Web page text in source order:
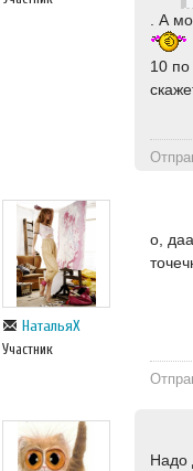
. А
10
НатальяХ
Участник
о,
Надо